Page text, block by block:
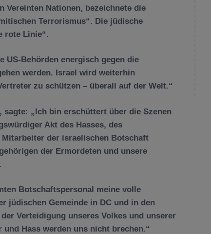
Vereinten Nationen, bezeichnete die
Terrorismus“. Die jüdische
rote Linie“.
Behörden energisch gegen die
werden. Israel wird weiterhin
zu schützen – überall auf der Welt.“
„Ich bin erschüttert über die Szenen
Akt des Hasses, des
der israelischen Botschaft
der Ermordeten und unsere
Botschaftspersonal meine volle
jüdischen Gemeinde in DC und in den
Verteidigung unseres Volkes und unserer
Hass werden uns nicht brechen.“